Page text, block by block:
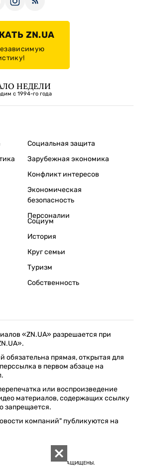
ZN.UA
НЕДЕЛИ
с 1994-го года
Социальная защита
Зарубежная экономика
Конфликт интересов
Экономическая
безопасность
Персоналии
Социум
История
Круг семьи
Туризм
Собственность
«ZN.UA» разрешается при
обязательна прямая, открытая для
в первом абзаце на
или воспроизведение
материалов, содержащих ссылку
запрещается.
компаний" публикуются на
УКРАИНА». ВСЕ ПРАВА ЗАЩИЩЕНЫ.